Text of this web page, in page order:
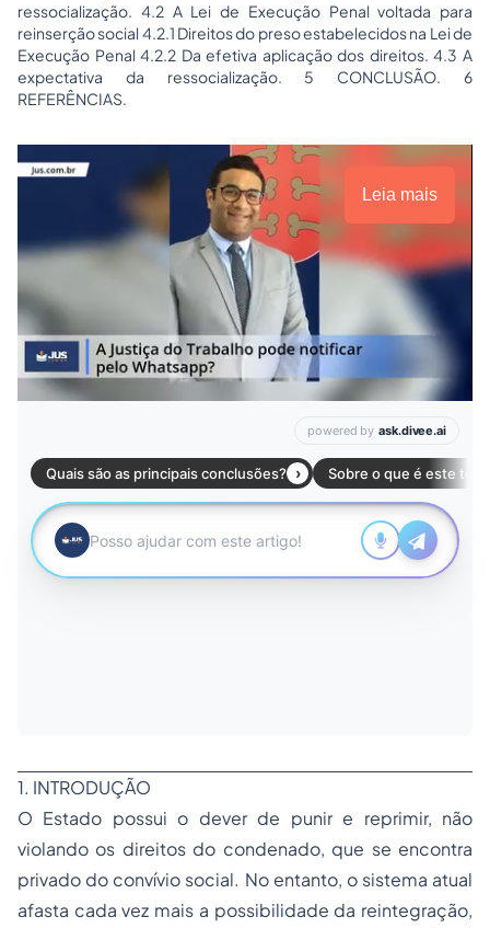
ressocialização. 4.2 A Lei de Execução Penal voltada para
reinserção social 4.2.1 Direitos do preso estabelecidos na Lei de
Execução Penal 4.2.2 Da efetiva aplicação dos direitos. 4.3 A
expectativa da ressocialização. 5 CONCLUSÃO. 6
REFERÊNCIAS.
Leia mais
1. INTRODUÇÃO
O Estado possui o dever de punir e reprimir, não
violando os direitos do condenado, que se encontra
privado do convívio social. No entanto, o sistema atual
afasta cada vez mais a possibilidade da reintegração,